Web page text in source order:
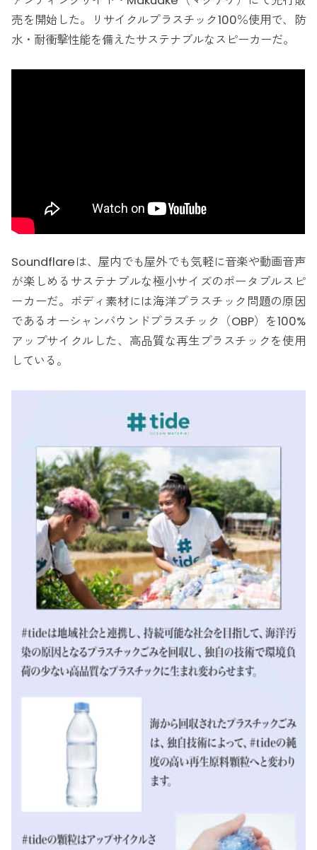
売を開始した。リサイクルプラスチック100％使用で、防
水・耐衝撃性能を備えたサステナブルなスピーカーだ。
Soundflareは、屋内でも屋外でも気軽に音楽や動画音声
が楽しめるサステナブルな極小サイズのポータブルスピ
ーカーだ。ボディ素材には海洋プラスチック問題の原因
であるオーシャンバウンドプラスチック（OBP）を100%
アップサイクルした、高品質な再生プラスチックを使用
している。